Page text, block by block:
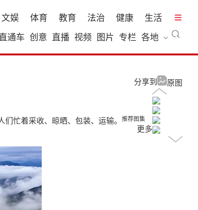
文娱 体育 教育 法治 健康
生活
通车 创意 直播 视频 图片 专栏 各地
原图
分享到
忙着采收、晾晒、包装、运输。 推荐图集
更多